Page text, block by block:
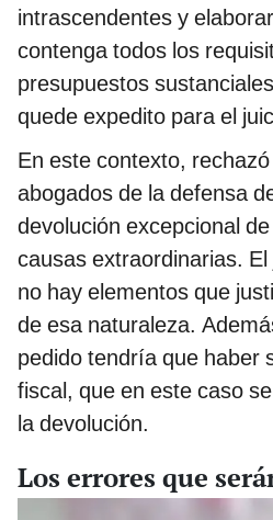
intrascendentes y
contenga todos los
presupuestos
quede expedito para el
En este contexto,
abogados de la defensa
devolución excepcional
causas extraordinarias.
no hay elementos que
de esa naturaleza.
pedido tendría que haber
fiscal, que en este caso
la devolución.
Los errores que